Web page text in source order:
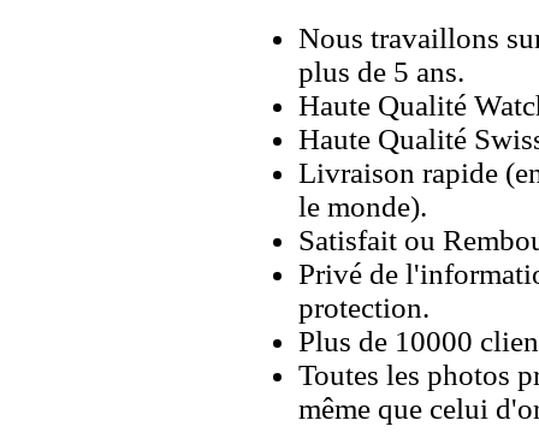
Nous travaillons
plus de 5 ans.
Haute Qualité
Haute Qualité
Livraison rapide
le monde).
Satisfait ou
Privé de
protection.
Plus de 10000
Toutes les photos
même que celui